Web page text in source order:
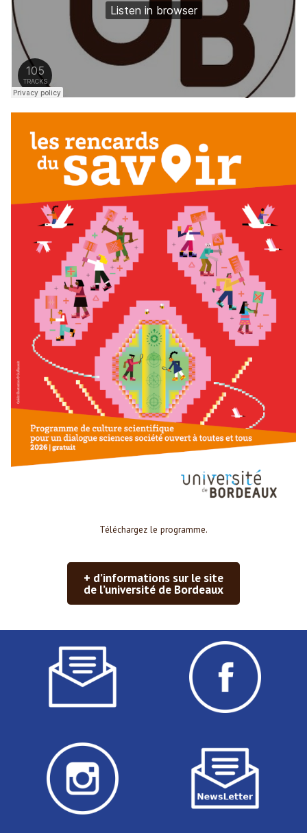
Téléchargez le programme.
+ d’informations sur le site
de l’université de Bordeaux